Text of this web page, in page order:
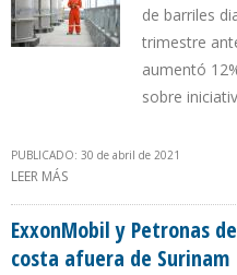
de barriles
trimestre
aumentó
sobre
PUBLICADO: 30 de abril de 2021
LEER MÁS
ExxonMobil y Petronas
costa afuera de Surinam